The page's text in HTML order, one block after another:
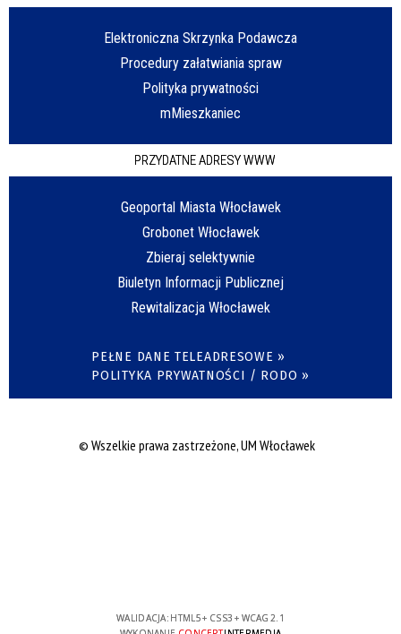
Elektroniczna Skrzynka Podawcza
Procedury załatwiania spraw
Polityka prywatności
mMieszkaniec
PRZYDATNE ADRESY WWW
Geoportal Miasta Włocławek
Grobonet Włocławek
Zbieraj selektywnie
Biuletyn Informacji Publicznej
Rewitalizacja Włocławek
PEŁNE DANE TELEADRESOWE »
POLITYKA PRYWATNOŚCI / RODO »
© Wszelkie prawa zastrzeżone, UM Włocławek
WALIDACJA: HTML5+ CSS3 + WCAG 2.1